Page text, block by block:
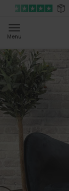
Gå til
indhold
Menu